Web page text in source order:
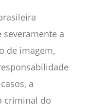
severamente a
de imagem,
a
criminal do